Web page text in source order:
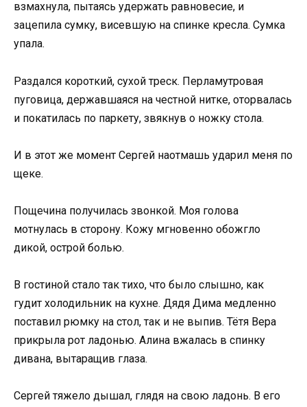
взмахнула, пытаясь удержать равновесие, и
зацепила сумку, висевшую на спинке кресла. Сумка
упала.
Раздался короткий, сухой треск. Перламутровая
пуговица, державшаяся на честной нитке, оторвалась
и покатилась по паркету, звякнув о ножку стола.
И в этот же момент Сергей наотмашь ударил меня по
щеке.
Пощечина получилась звонкой. Моя голова
мотнулась в сторону. Кожу мгновенно обожгло
дикой, острой болью.
В гостиной стало так тихо, что было слышно, как
гудит холодильник на кухне. Дядя Дима медленно
поставил рюмку на стол, так и не выпив. Тётя Вера
прикрыла рот ладонью. Алина вжалась в спинку
дивана, вытаращив глаза.
Сергей тяжело дышал, глядя на свою ладонь. В его